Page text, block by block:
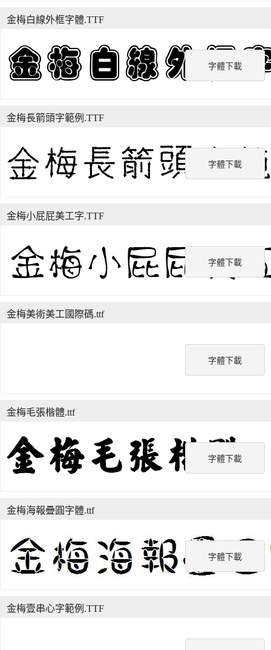
字體下載
金梅白線外框字體.TTF
字體下載
金梅長箭頭字範例.TTF
字體下載
金梅小屁屁美工字.TTF
字體下載
金梅美術美工國際碼.ttf
字體下載
金梅毛張楷體.ttf
字體下載
金梅海報疊圓字體.ttf
金梅壹串心字範例.TTF